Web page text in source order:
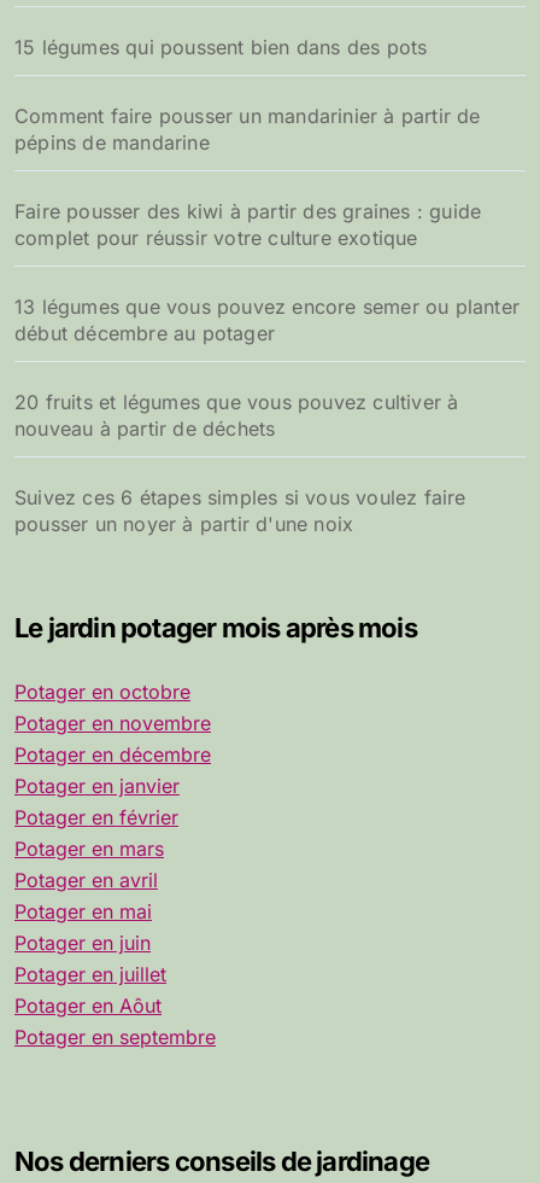
15 légumes qui poussent bien dans des pots
Comment faire pousser un mandarinier à partir de
pépins de mandarine
Faire pousser des kiwi à partir des graines : guide
complet pour réussir votre culture exotique
13 légumes que vous pouvez encore semer ou planter
début décembre au potager
20 fruits et légumes que vous pouvez cultiver à
nouveau à partir de déchets
Suivez ces 6 étapes simples si vous voulez faire
pousser un noyer à partir d'une noix
Le jardin potager mois après mois
Potager en octobre
Potager en novembre
Potager en décembre
Potager en janvier
Potager en février
Potager en mars
Potager en avril
Potager en mai
Potager en juin
Potager en juillet
Potager en Aôut
Potager en septembre
Nos derniers conseils de jardinage